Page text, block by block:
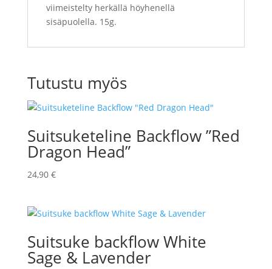
viimeistelty herkällä höyhenellä
sisäpuolella. 15g.
Tutustu myös
Suitsuketeline Backflow ”Red
Dragon Head”
24,90 €
Suitsuke backflow White
Sage & Lavender